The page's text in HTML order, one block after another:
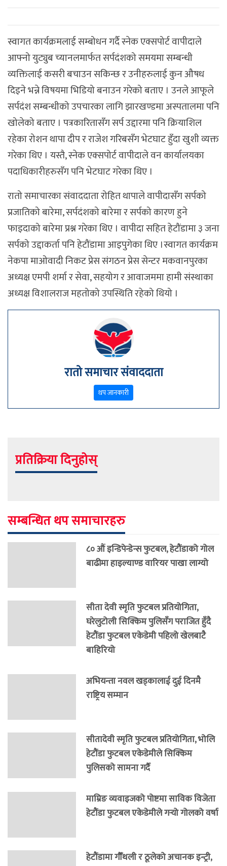
स्वागत कार्यक्रमलाई सम्बोधन गर्दै स्नेक एक्सपोर्ट वापीदाले
आफ्नो युट्युब च्यानलमार्फत सर्पदंशको समयमा सम्बन्धी
व्यक्तिलाई कसरी बचाउन सकिन्छ र उनीहरुलाई कुन औषध
दिइने भन्ने विषयमा भिडियो बनाउन गरेको बताए । उनले आफूले
सर्पदंश सम्बन्धीको उपचारका लागि झारखण्डमा अस्पतालमा पनि
खोलेको बताए । पत्रकारितासँग सर्प उद्दारमा पनि क्रियाशिल
रहेका रोशन थापा दीप र राजेश गरिबसँग भेटघाट हुँदा खुशी व्यक्त
गरेका थिए । यस्तै, स्नेक एक्सपोर्ट वापीदाले वन कार्यालयका
पदाधिकारीहरुसँग पनि भेटघाट गरेका थिए ।
रातो समाचारका संवाददाता रोहित थापाले वापीदासँग सर्पको
प्रजातिको बारेमा, सर्पदंशको बारेमा र सर्पको कारण हुने
फाइदाको बारेमा प्रश्न गरेका थिए । वापीदा सहित हेटौंडामा ३ जना
सर्पको उद्दाकर्ता पनि हेटौंडामा आइपुगेका थिए ।स्वागत कार्यक्रम
नेकपा माओवादी निकट प्रेस संगठन प्रेस सेन्टर मकवानपुरका
अध्यक्ष एमपी शर्मा र सेवा, सहयोग र आवाजममा हामी संस्थाका
अध्यक्ष विशालराज महतोको उपस्थिति रहेको थियो ।
रातो समाचार संवाददाता
थप जानकारी
प्रतिक्रिया दिनुहोस्
सम्बन्धित थप समाचारहरु
८० औं इन्डिपेन्डेन्स फुटबल, हेटौंडाको गोल
बाढीमा हाइल्याण्ड वारियर पाखा लाग्यो
सीता देवी स्मृति फुटबल प्रतियोगिता,
घरेलुटोली सिक्किम पुलिसँग पराजित हुँदै
हेटौंडा फुटबल एकेडेमी पहिलो खेलबाटै
बाहिरियो
अभियन्ता नवल खड्कालाई दुई दिनमै
राष्ट्रिय सम्मान
सीतादेवी स्मृति फुटबल प्रतियोगिता, भोलि
हेटौंडा फुटबल एकेडेमीले सिक्किम
पुलिसको सामना गर्दै
माम्रिङ व्यवाइजको पोष्टमा साविक विजेता
हेटौंडा फुटबल एकेडेमीले गर्‍यो गोलको वर्षा
हेटौंडामा गौँथली र ठूलेको अचानक इन्ट्री,